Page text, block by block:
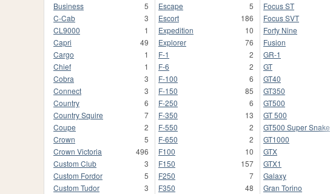
Business
5
C-Cab
3
CL9000
1
Capri
49
Cargo
1
Chief
1
Cobra
3
Connect
3
Country
6
Country Squire
7
Coupe
2
Crown
5
Crown Victoria
496
Custom Club
3
Custom Fordor
5
Custom Tudor
3
Escape
5
Escort
186
Expedition
10
Explorer
76
F-1
2
F-6
2
F-100
6
F-150
85
F-250
6
F-350
13
F-550
2
F-650
2
F100
10
F150
157
F250
7
F350
48
Focus ST
Focus SVT
Forty Nine
Fusion
GR-1
GT
GT40
GT350
GT500
GT 500
GT500 Super Snake
GT1000
GTX
GTX1
Galaxy
Gran Torino